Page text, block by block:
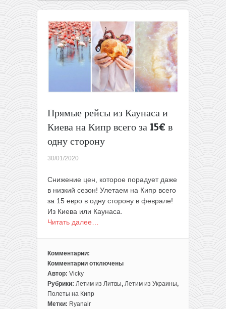
из
на
Кипр
всего
Прямые рейсы из Каунаса и
Киева на Кипр всего за 15€ в
одну сторону
30/01/2020
Снижение цен, которое порадует даже
в низкий сезон! Улетаем на Кипр всего
за 15 евро в одну сторону в феврале!
Из Киева или Каунаса.
Читать далее…
Комментарии:
Комментарии
к
записи
Прямые
рейсы
отключены
Автор: Vicky
Рубрики: Летим из Литвы, Летим из Украины,
Полеты на Кипр
Метки: Ryanair